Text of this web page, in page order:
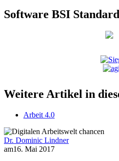
Software BSI
Weitere Artikel in
Arbeit 4.0
Dr. Dominic Lindner
am16. Mai 2017